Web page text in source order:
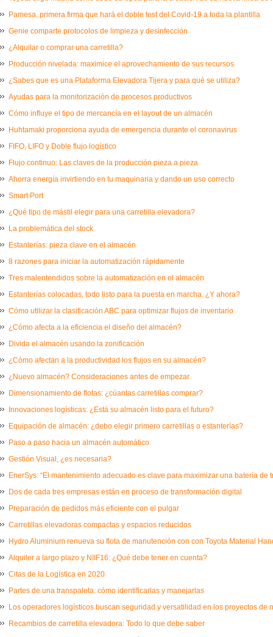
Pamesa, primera firma que hará el doble test del Covid-19 a toda la plantilla
Genie comparte protocolos de limpieza y desinfección
¿Alquilar o comprar una carretilla?
Producción nivelada: maximice el aprovechamiento de sus recursos
¿Sabes que es una Plataforma Elevadora Tijera y para qué se utiliza?
Ayudas para la monitorización de procesos productivos
Cómo influye el tipo de mercancía en el layout de un almacén
Huhtamaki proporciona ayuda de emergencia durante el coronavirus
FIFO, LIFO y Doble flujo logístico
Flujo continuo: Las claves de la producción pieza a pieza
Ahorra energía invirtiendo en tu maquinaria y dando un uso correcto
Smart Port
¿Qué tipo de mástil elegir para una carretilla elevadora?
La problemática del stock
Estanterías: pieza clave en el almacén
8 razones para iniciar la automatización rápidamente
Tres malentendidos sobre la automatización en el almacén
Estanterías colocadas, todo listo para la puesta en marcha. ¿Y ahora?
Cómo utilizar la clasificación ABC para optimizar flujos de inventario
¿Cómo afecta a la eficiencia el diseño del almacén?
Divida el almacén usando la zonificación
¿Cómo afectan a la productividad los flujos en su almacén?
¿Nuevo almacén? Consideraciones antes de empezar
Dimensionamiento de flotas: ¿cúantas carretillas comprar?
Innovaciones logísticas: ¿Está su almacén listo para el futuro?
Equipación de almacén: ¿debo elegir primero carretillas o estanterías?
Paso a paso hacia un almacén automático
Gestión Visual, ¿es necesaria?
EnerSys: “El mantenimiento adecuado es clave para maximizar una batería de
Dos de cada tres empresas están en proceso de transformación digital
Preparación de pedidos más eficiente con el pulgar
Carretillas elevadoras compactas y espacios reducidos
Hydro Aluminium renueva su flota de manutención con con Toyota Material
Alquiler a largo plazo y NIIF16: ¿Qué debe tener en cuenta?
Citas de la Logística en 2020
Partes de una transpaleta: cómo identificarlas y manejarlas
Los operadores logísticos buscan seguridad y versatilidad en los proyectos de
Recambios de carretilla elevadora: Todo lo que debe saber